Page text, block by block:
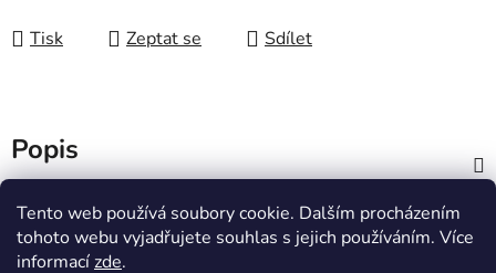
Tento web používá soubory cookie. Dalším procházením
tohoto webu vyjadřujete souhlas s jejich používáním. Více
informacízde.
Tisk Zeptat se Sdílet
Popis
Informace pro vás